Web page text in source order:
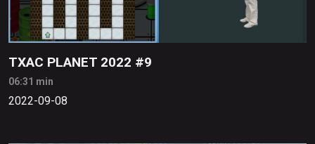
TXAC PLANET 2022 #9
06:31 min
2022-09-08